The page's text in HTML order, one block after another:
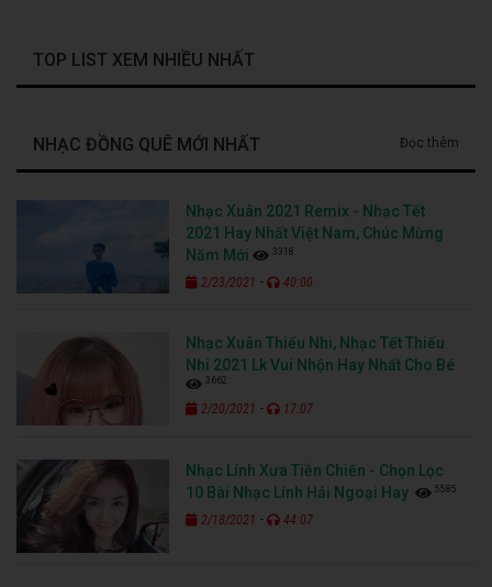
TOP LIST XEM NHIỀU NHẤT
NHẠC ĐỒNG QUÊ MỚI NHẤT Đọc thêm
Nhạc Xuân 2021 Remix - Nhạc Tết
2021 Hay Nhất Việt Nam, Chúc Mừng
Năm Mới
3318
2/23/2021 - 40:00
Nhạc Xuân Thiếu Nhi, Nhạc Tết Thiếu
Nhi 2021 Lk Vui Nhộn Hay Nhất Cho Bé
3662
2/20/2021 - 17:07
Nhạc Lính Xưa Tiền Chiến - Chọn Lọc
10 Bài Nhạc Lính Hải Ngoại Hay
5585
2/18/2021 - 44:07